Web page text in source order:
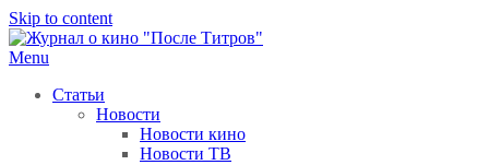
Skip to content
Menu
Статьи
Новости
Новости кино
Новости ТВ